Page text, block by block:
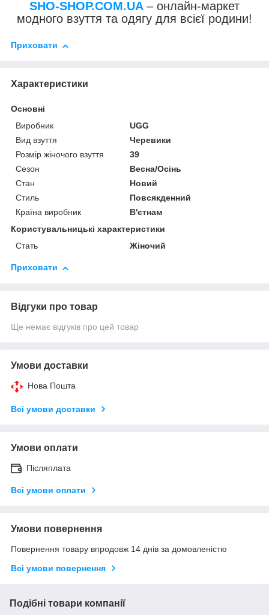
SHO-SHOP.COM.UA – онлайн-маркет
модного взуття та одягу для всієї родини!
Приховати
Характеристики
Основні
Виробник
UGG
Вид взуття
Черевики
Розмір жіночого взуття
39
Сезон
Весна/Осінь
Стан
Новий
Стиль
Повсякденний
Країна виробник
В'єтнам
Користувальницькі характеристики
Стать
Жіночий
Приховати
Відгуки про товар
Ще немає відгуків про цей товар
Умови доставки
Нова Пошта
Всі умови доставки
Умови оплати
Післяплата
Всі умови оплати
Умови повернення
Повернення товару впродовж 14 днів за домовленістю
Всі умови повернення
Подібні товари компанії